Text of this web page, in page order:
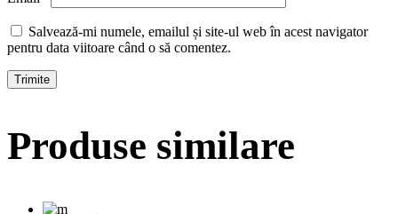
Salvează-mi numele, emailul și site-ul web în acest navigator
pentru data viitoare când o să comentez.
Produse similare